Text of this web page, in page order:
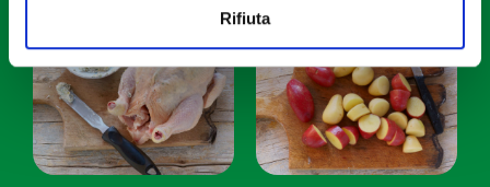
annunci, per fornire funzionalità dei social media e per
analizzare il nostro traffico. Condividiamo inoltre
informazioni sul modo in cui utilizzi il nostro sito con i
nostri partner che si occupano di analisi dei dati web,
pubblicità e social media, i quali potrebbero combinarle
con altre informazioni che hai fornito loro o che hanno
Rifiuta